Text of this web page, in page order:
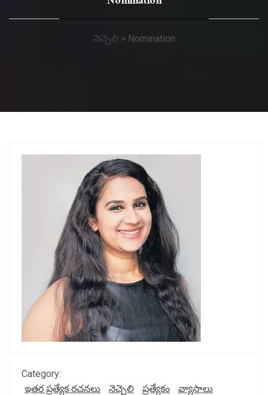
నెచ్చెలి > Nomination
Category:
ఇతర ప్రత్యేక రచనలు
నెచ్చెలి ప్రత్యేకం వ్యాసాలు